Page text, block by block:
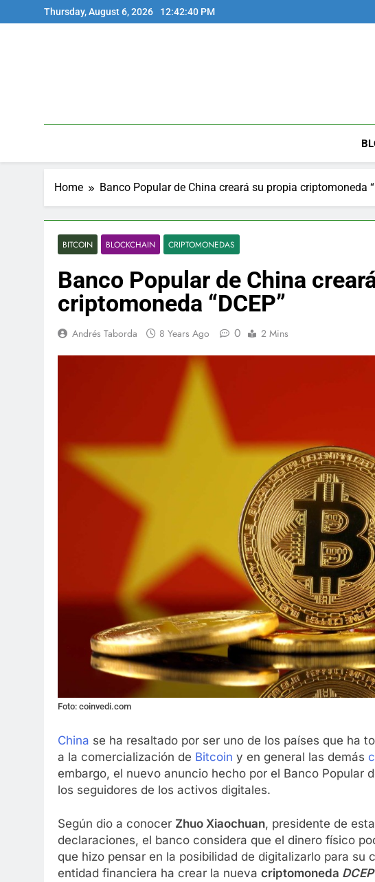
to
Thursday, August 6, 2026 12:42:40 PM
Home Banco Popular de China creará su propia criptomoneda
BITCOIN BLOCKCHAIN CRIPTOMONEDAS
Banco Popular de China
criptomoneda “DCEP”
Andrés Taborda 8 Years Ago 0 2 Mins
Foto: coinvedi.com
China se ha resaltado por ser uno de los países que ha
a la comercialización de Bitcoin y en general las demás
embargo, el nuevo anuncio hecho por el Banco Popular
los seguidores de los activos digitales.
Según dio a conocer Zhuo Xiaochuan, presidente de
declaraciones, el banco considera que el dinero físico
que hizo pensar en la posibilidad de digitalizarlo para su
entidad financiera ha crear la nueva criptomoneda DCEP